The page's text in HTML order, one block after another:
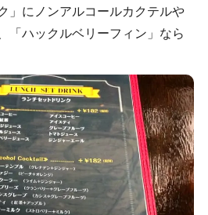
」にノンアルコールカクテルや
「ハックルベリーフィン」なら